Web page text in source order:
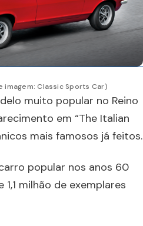
imagem: Classic Sports Car)
muito popular no Reino
em “The Italian
mais famosos já feitos.
popular nos anos 60
1,1 milhão de exemplares